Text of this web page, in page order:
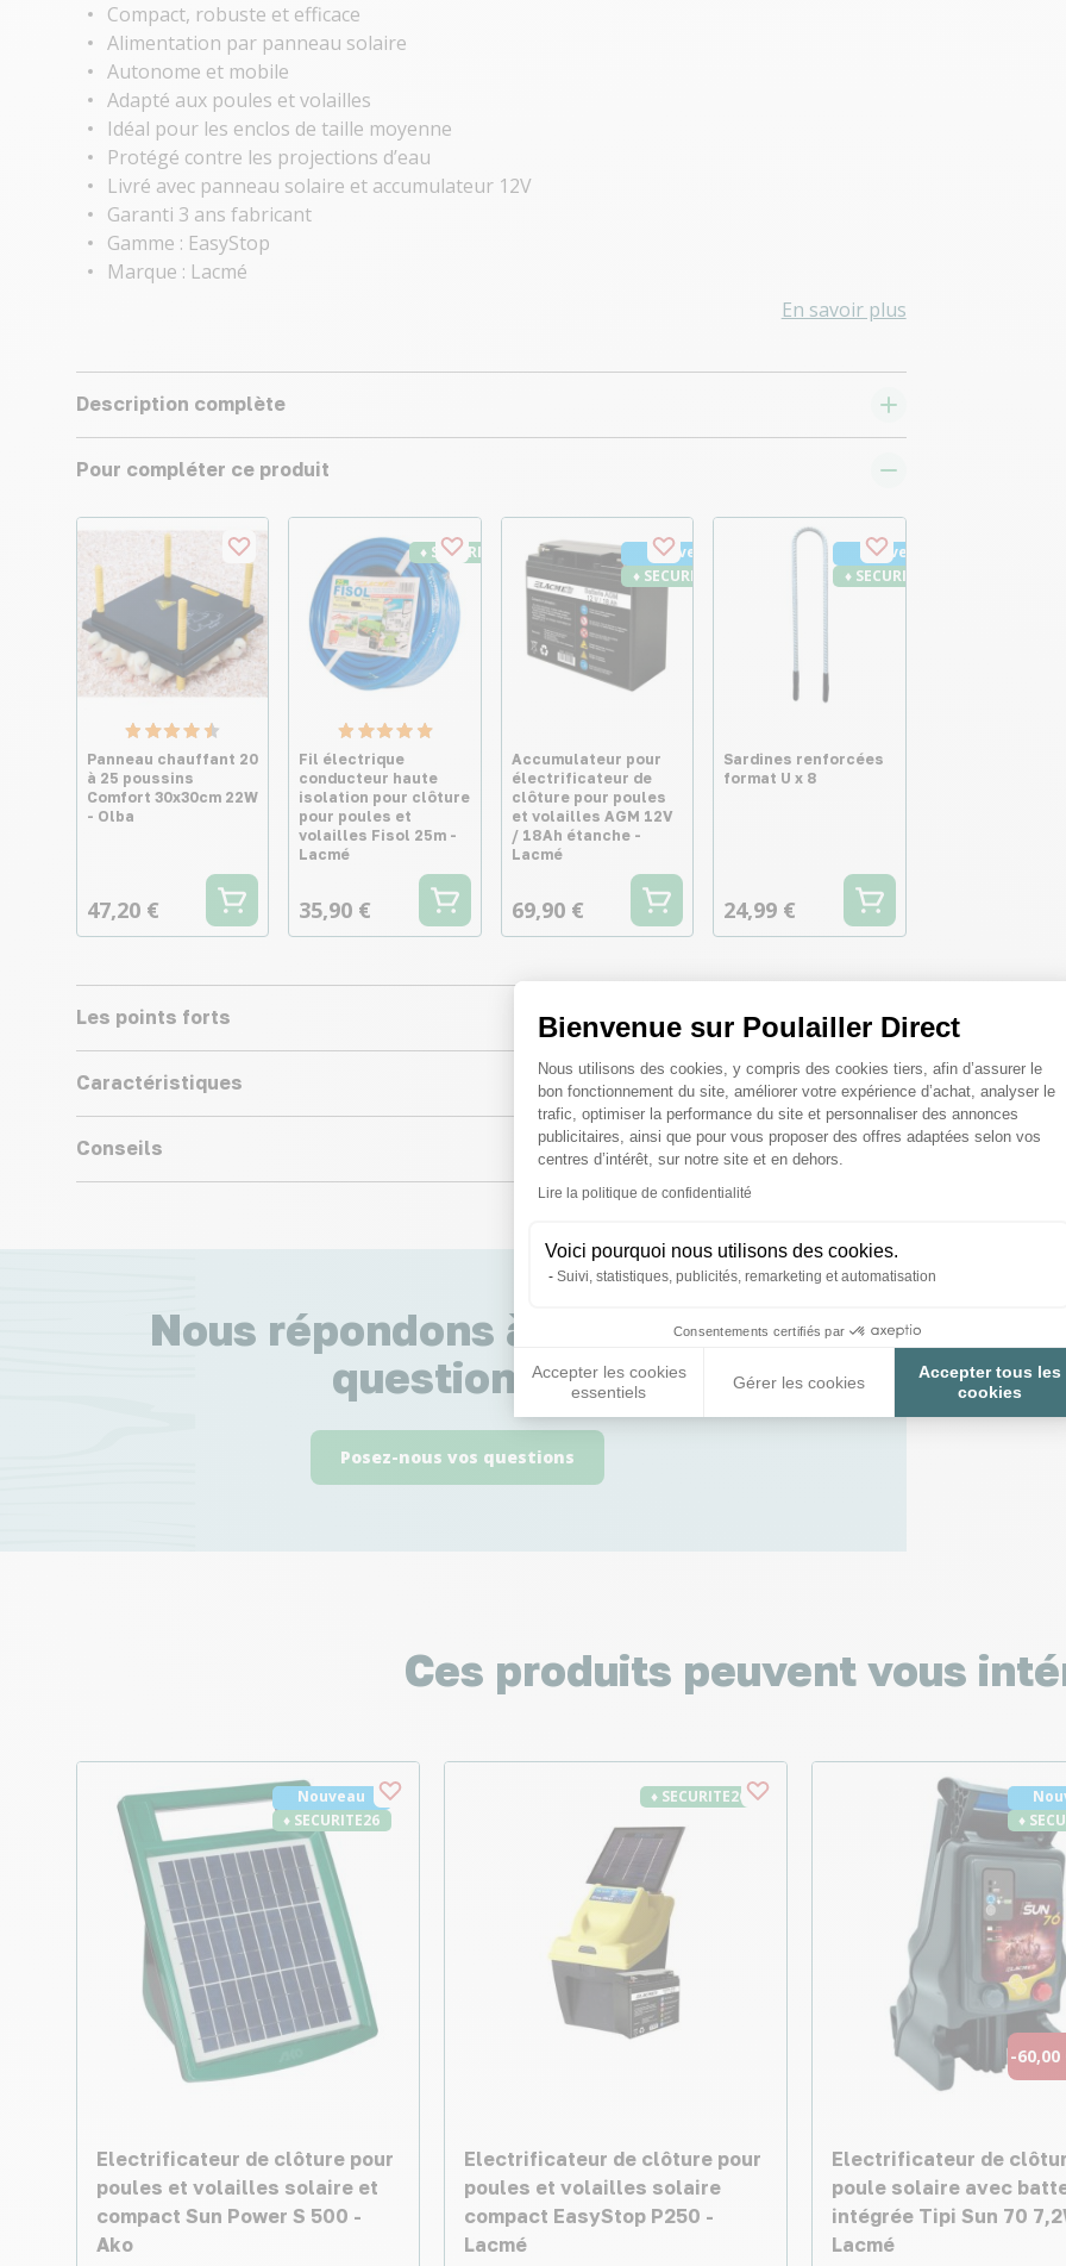
Bienvenue sur Poulailler Direct
Plateforme de Gestion du
Nous utilisons des cookies, y compris des cookies tiers, afin d’assurer le
bon fonctionnement du site, améliorer votre expérience d’achat, analyser le
trafic, optimiser la performance du site et personnaliser des annonces
publicitaires, ainsi que pour vous proposer des offres adaptées selon vos
centres d’intérêt, sur notre site et en dehors.
Lire la politique de confidentialité
Voici pourquoi nous utilisons des cookies.
Suivi, statistiques, publicités, remarketing et automatisation
Consentements certifiés par
Accepter les cookies
essentiels
Gérer les cookies
Accepter tous les
cookies
Axeptio consent
Compact, robuste et efficace
Alimentation par panneau solaire
Autonome et mobile
Adapté aux poules et volailles
Idéal pour les enclos de taille moyenne
Protégé contre les projections d’eau
Livré avec panneau solaire et accumulateur 12V
Garanti 3 ans fabricant
Gamme : EasyStop
Marque : Lacmé
En savoir plus
Description complète
Pour compléter ce produit
Panneau chauffant 20
à 25 poussins
Comfort 30x30cm 22W
- Olba
47,20 €
♦ SECURITE26
Fil électrique
conducteur haute
isolation pour clôture
pour poules et
volailles Fisol 25m -
Lacmé
35,90 €
Nouveau
♦ SECURITE26
Accumulateur pour
électrificateur de
clôture pour poules
et volailles AGM 12V
/ 18Ah étanche -
Lacmé
69,90 €
Nouveau
♦ SECURITE26
Sardines renforcées
format U x 8
24,99 €
Les points forts
Caractéristiques
Conseils
Nous répondons à toutes vos
questions ;)
Posez-nous vos questions
Ces produits peuvent vous
Nouveau
♦ SECURITE26
Electrificateur de clôture pour
poules et volailles solaire et
compact Sun Power S 500 -
Ako
♦ SECURITE26
Electrificateur de clôture pour
poules et volailles solaire
compact EasyStop P250 -
Lacmé
♦
-60,00
Electrificateur de
poule solaire avec
intégrée Tipi Sun 70
Lacmé